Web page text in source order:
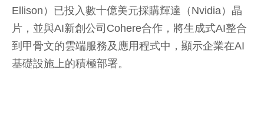
Ellison）已投入數十億美元採購輝達（Nvidia）晶
片，並與AI新創公司Cohere合作，將生成式AI整合
到甲骨文的雲端服務及應用程式中，顯示企業在AI
基礎設施上的積極部署。